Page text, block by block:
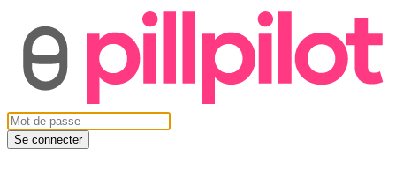
Se connecter